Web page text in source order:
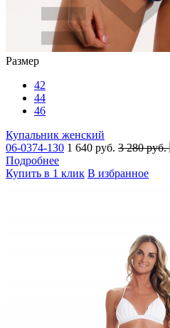
Размер
42
44
46
Купальник женский
06-0374-130 1 640 руб. 3 280 руб.
Подробнее
Купить в 1 клик В избранное